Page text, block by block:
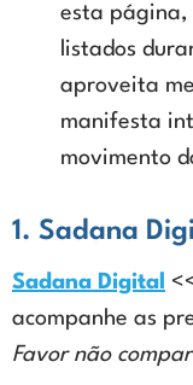
esta página,
listados
aproveita
manifesta
movimento
1. Sadana
Sadana Digital
acompanhe as
Favor não